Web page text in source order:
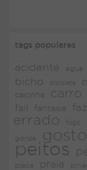
tags populares
acidente agua
bicho bicicleta
calcinha carro
fail fantasia
errado
fogo
gorda
peitos
placa praia